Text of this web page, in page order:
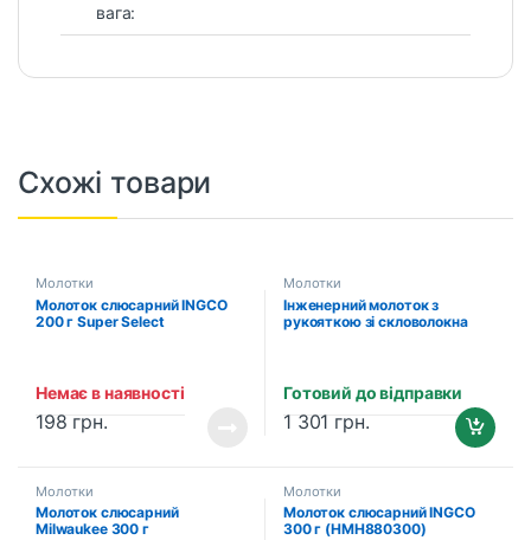
вага:
Схожі товари
Молотки
Молоток слюсарний INGCO
200 г Super Select
Немає в наявності
198 грн.
Молотки
Інженерний молоток з
рукояткою зі скловолокна
Готовий до відправки
1 301 грн.
Молотки
Молоток слюсарний
Milwaukee 300 г
Молотки
Молоток слюсарний INGCO
300 г (HMH880300)